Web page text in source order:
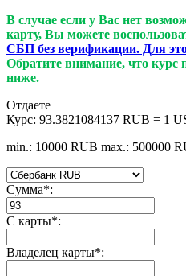
В случае если у Вас нет
карту, Вы можете
СБП без верификации. Для
Обратите внимание, что курс
ниже.
Отдаете
Курс: 93.3821084137 RUB = 1
min.: 10000 RUB max.: 500000
Сумма*:
С карты*:
Владелец карты*: